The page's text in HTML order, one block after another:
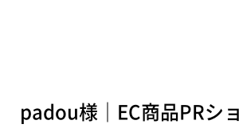
padou様｜EC商品PRシ